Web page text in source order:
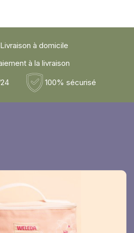
Livraison à domicile
à la livraison
100% sécurisé